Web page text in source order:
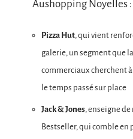
Aushopping Noyelles :
Pizza Hut, qui vient
galerie, un segment que
commerciaux cherchent
le temps passé sur place
Jack & Jones, enseigne
Bestseller, qui comble en